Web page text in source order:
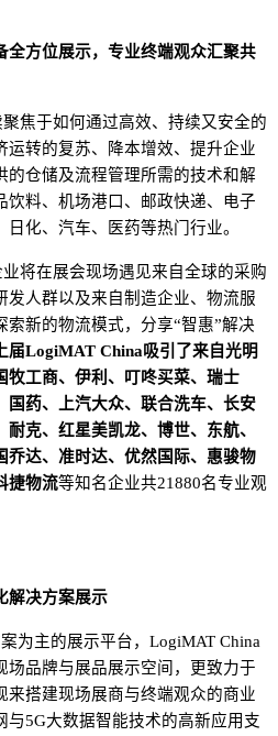
全方位展示， 专业终端观众汇聚共
聚焦于如何通过高效、持续又安全的
运转的复苏、降本增效、提升企业
的仓储及流程管理所需的技术和解
饮料、机场港口、邮政快递、电子
化、汽车、医药等热门行业。
业将在展会现场遇见来自全球的采购
发人群以及来自制造企业、物流服
新的物流模式， 分享“智惠”解决
上届LogiMAT China吸引 了来自光明
牧工商、伊利、叮咚买菜、瑞士
国药、上汽大众、联合洗车、长安
克、红星美凯龙、博世、东航、
乔达、准时达、优然国际、惠骏物
捷物流等知名企业共21880名专业观
解决方案展示
为主的展示平台，LogiMAT China
场品牌与展品展示空间，更致力于
来搭建现场展商与终端观众的商业
与5G大数据智能技术的高新应用支